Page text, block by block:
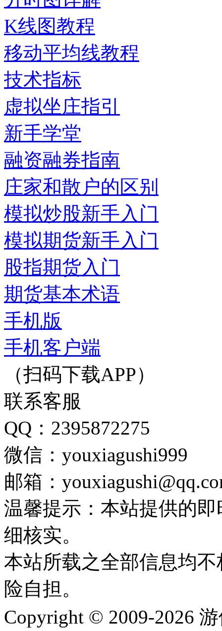
K线图教程
移动平均线教程
技术指标
虚拟坐庄指引
新手学堂
融资融券指南
庄家和散户的区别
模拟炒股新手入门
模拟期货新手入门
股指期货入门
期货基本术语
手机版
手机客户端
（扫码下载APP）
联系客服
QQ：2395872275
微信：youxiagushi999
邮箱：
温馨提示：本站提供的
细核实。
本站所载之全部信息均
险自担。
Copyright © 2009-2026